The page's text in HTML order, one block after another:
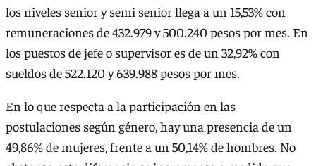
los niveles senior y semi senior llega a un 15,53% con
remuneraciones de 432.979 y 500.240 pesos por mes. En
los puestos de jefe o supervisor es de un 32,92% con
sueldos de 522.120 y 639.988 pesos por mes.
En lo que respecta a la participación en las
postulaciones según género, hay una presencia de un
49,86% de mujeres, frente a un 50,14% de hombres. No